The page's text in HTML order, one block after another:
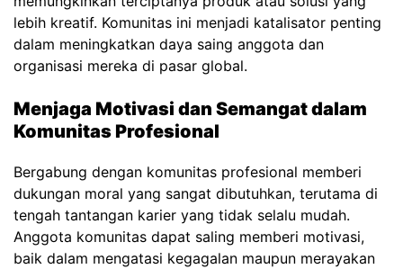
lebih kreatif. Komunitas ini menjadi katalisator penting
dalam meningkatkan daya saing anggota dan
organisasi mereka di pasar global.
Menjaga Motivasi dan Semangat dalam
Komunitas Profesional
Bergabung dengan komunitas profesional memberi
dukungan moral yang sangat dibutuhkan, terutama di
tengah tantangan karier yang tidak selalu mudah.
Anggota komunitas dapat saling memberi motivasi,
baik dalam mengatasi kegagalan maupun merayakan